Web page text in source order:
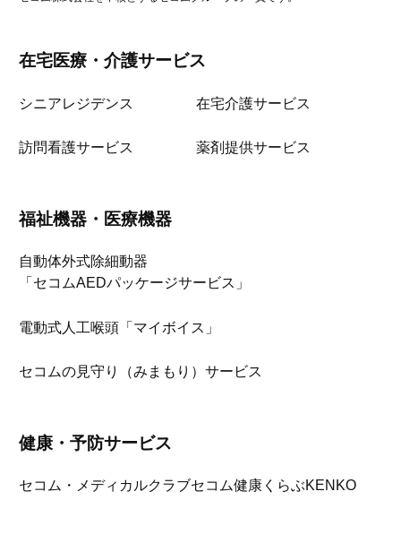
在宅医療・介護サービス
シニアレジデンス 在宅介護サービス
訪問看護サービス 薬剤提供サービス
福祉機器・医療機器
自動体外式除細動器
「セコムAEDパッケージサービス」
電動式人工喉頭「マイボイス」
セコムの見守り（みまもり）サービス
健康・予防サービス
セコム・メディカルクラブセコム健康くらぶKENKO